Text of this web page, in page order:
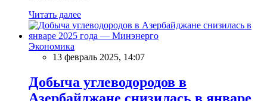
Читать далее
Экономика
13 февраль 2025, 14:07
Добыча углеводородов в
Азербайджане снизилась в январе